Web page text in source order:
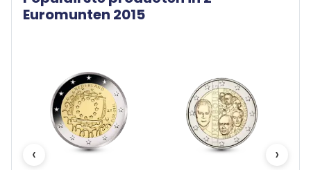
Euromunten 2015
‹ ›